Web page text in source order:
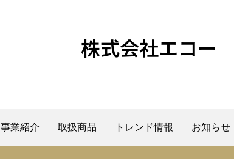
株式会社エコー
事業紹介 取扱商品 トレンド情報 お知らせ